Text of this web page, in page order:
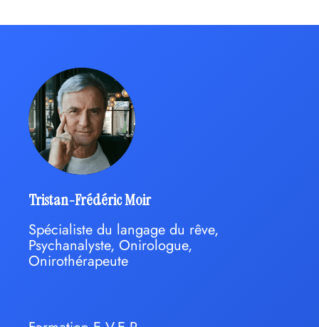
Tristan-Frédéric Moir
Spécialiste du langage du rêve,
Psychanalyste, Onirologue,
Onirothérapeute